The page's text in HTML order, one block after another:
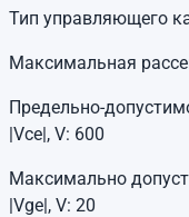
Тип управляющего
Максимальная
Предельно-
|Vce|, V: 600
Максимально
|Vge|, V: 20